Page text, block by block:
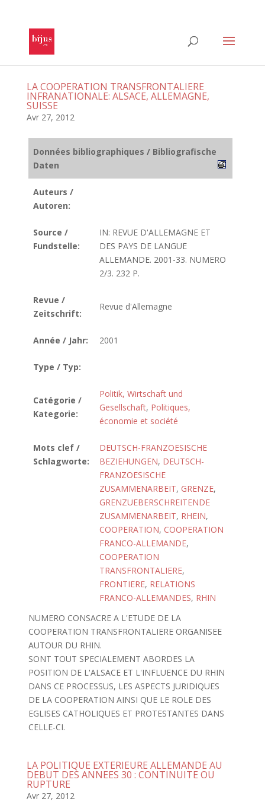
LA COOPERATION TRANSFRONTALIERE
INFRANATIONALE: ALSACE, ALLEMAGNE,
SUISSE
Avr 27, 2012
Données bibliographiques / Bibliografische
Daten
Auteurs /
Autoren:
Source /
Fundstelle:
IN: REVUE D'ALLEMAGNE ET
DES PAYS DE LANGUE
ALLEMANDE. 2001-33. NUMERO
2/3. 232 P.
Revue /
Zeitschrift:
Revue d'Allemagne
Année / Jahr: 2001
Type / Typ:
Catégorie /
Kategorie:
Politik, Wirtschaft und
Gesellschaft, Politiques,
économie et société
Mots clef /
Schlagworte:
DEUTSCH-FRANZOESISCHE
BEZIEHUNGEN, DEUTSCH-
FRANZOESISCHE
ZUSAMMENARBEIT, GRENZE,
GRENZUEBERSCHREITENDE
ZUSAMMENARBEIT, RHEIN,
COOPERATION, COOPERATION
FRANCO-ALLEMANDE,
COOPERATION
TRANSFRONTALIERE,
FRONTIERE, RELATIONS
FRANCO-ALLEMANDES, RHIN
NUMERO CONSACRE A L'ETUDE DE LA
COOPERATION TRANSFRONTALIERE ORGANISEE
AUTOUR DU RHIN.
SONT TOUT SPECIALEMENT ABORDES LA
POSITION DE L'ALSACE ET L'INFLUENCE DU RHIN
DANS CE PROCESSUS, LES ASPECTS JURIDIQUES
DE LA COOPERATION AINSI QUE LE ROLE DES
EGLISES CATHOLIQUES ET PROTESTANTES DANS
CELLE-CI.
LA POLITIQUE EXTERIEURE ALLEMANDE AU
DEBUT DES ANNEES 30 : CONTINUITE OU
RUPTURE
Avr 27, 2012